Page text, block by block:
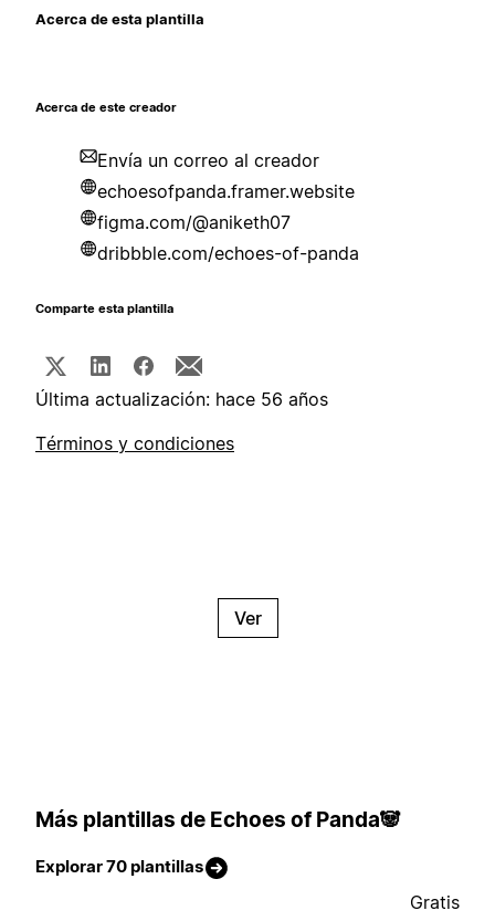
Acerca de esta plantilla
Acerca de este creador
Envía un correo al creador
echoesofpanda.framer.website
figma.com/@aniketh07
dribbble.com/echoes-of-panda
Comparte esta plantilla
Última actualización: hace 56 años
Términos y condiciones
Ver
Más plantillas de Echoes of Panda🐼
Explorar 70 plantillas
Gratis